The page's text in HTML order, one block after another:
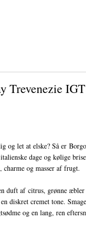
Trevenezie
og let at elske? Så er
dage og kølige
og masser af frugt.
duft af citrus, grønne
diskret cremet tone.
og en lang, ren